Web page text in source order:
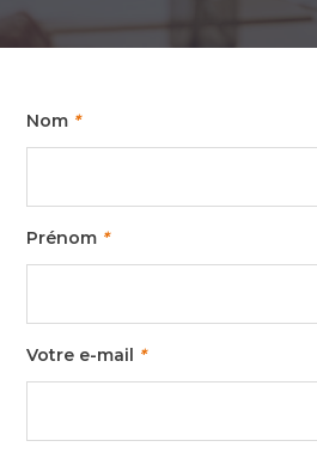
Nom *
Prénom *
Votre e-mail *